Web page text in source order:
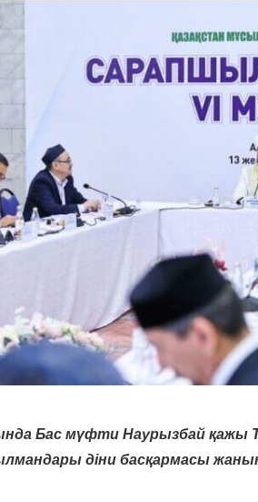
Бас мүфти Наурызбай қажы
діни басқармасы